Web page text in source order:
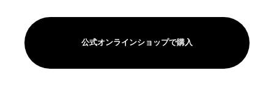
公式オンラインショップで購入